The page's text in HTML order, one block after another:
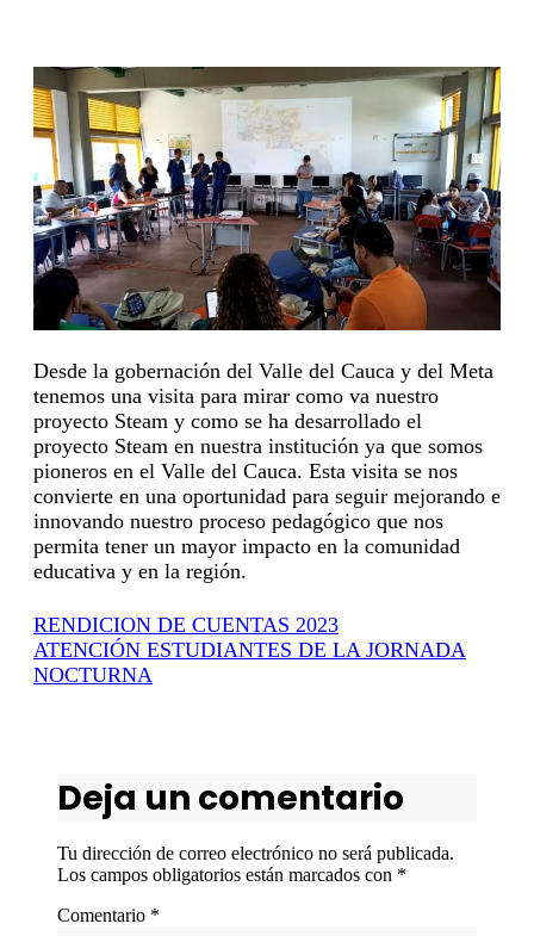
Desde la gobernación del Valle del Cauca y del Meta
tenemos una visita para mirar como va nuestro
proyecto Steam y como se ha desarrollado el
proyecto Steam en nuestra institución ya que somos
pioneros en el Valle del Cauca. Esta visita se nos
convierte en una oportunidad para seguir mejorando e
innovando nuestro proceso pedagógico que nos
permita tener un mayor impacto en la comunidad
educativa y en la región.
RENDICION DE CUENTAS 2023
ATENCIÓN ESTUDIANTES DE LA JORNADA
NOCTURNA
Deja un comentario
Tu dirección de correo electrónico no será publicada.
Los campos obligatorios están marcados con *
Comentario *